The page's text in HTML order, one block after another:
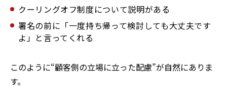
クーリングオフ制度について説明がある
署名の前に「一度持ち帰って検討しても大丈夫です
よ」と言ってくれる
このように“顧客側の立場に立った配慮”が自然にありま
す。